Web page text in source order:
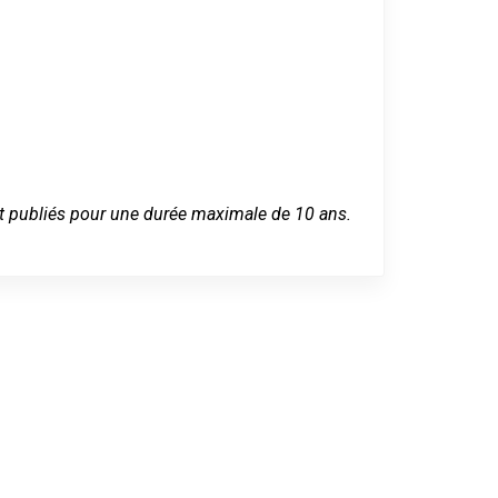
pour une durée maximale de 10 ans.